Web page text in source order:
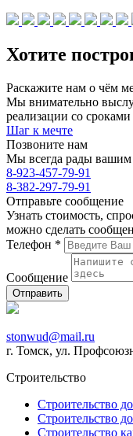
Хотите
Раскажите нам о чём
Мы внимательно
реализации со
Шаг к мечте
Позвоните нам
Мы всегда рады вашим
8-923-457-79-91
8-382-297-79-91
Отправьте сообщение
Узнать стоимость,
можно сделать
Телефон *
Сообщение
stonwud@mail.ru
г. Томск, ул.
Строительство
Строительство
Строительство
Строительство